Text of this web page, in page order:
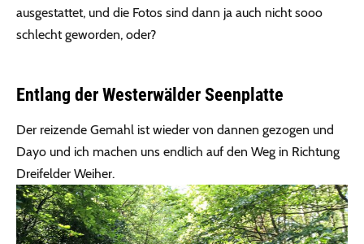
ausgestattet, und die Fotos sind dann ja auch nicht sooo
schlecht geworden, oder?
Entlang der Westerwälder Seenplatte
Der reizende Gemahl ist wieder von dannen gezogen und
Dayo und ich machen uns endlich auf den Weg in Richtung
Dreifelder Weiher.